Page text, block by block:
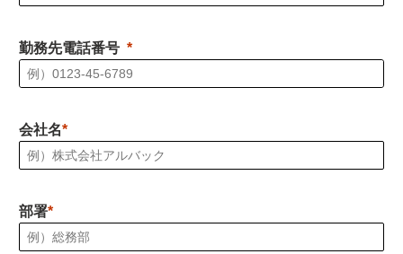
勤務先電話番号
会社名
部署